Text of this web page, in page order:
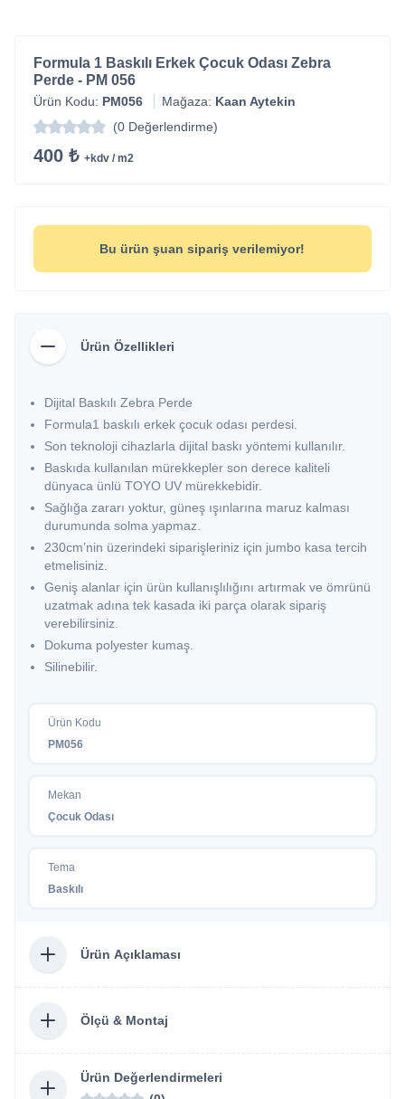
Formula 1 Baskılı Erkek Çocuk Odası Zebra
Perde - PM 056
Ürün Kodu: PM056 Mağaza: Kaan Aytekin
(0 Değerlendirme)
400 ₺ +kdv / m2
Bu ürün şuan sipariş verilemiyor!
Ürün Özellikleri
Dijital Baskılı Zebra Perde
Formula1 baskılı erkek çocuk odası perdesi.
Son teknoloji cihazlarla dijital baskı yöntemi kullanılır.
Baskıda kullanılan mürekkepler son derece kaliteli
dünyaca ünlü TOYO UV mürekkebidir.
Sağlığa zararı yoktur, güneş ışınlarına maruz kalması
durumunda solma yapmaz.
230cm’nin üzerindeki siparişleriniz için jumbo kasa tercih
etmelisiniz.
Geniş alanlar için ürün kullanışlılığını artırmak ve ömrünü
uzatmak adına tek kasada iki parça olarak sipariş
verebilirsiniz.
Dokuma polyester kumaş.
Silinebilir.
Ürün Kodu
PM056
Mekan
Çocuk Odası
Tema
Baskılı
Ürün Açıklaması
Ölçü & Montaj
Ürün Değerlendirmeleri